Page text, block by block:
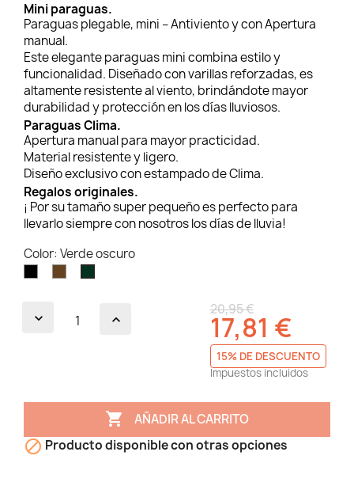
Mini paraguas.
Paraguas plegable, mini – Antiviento y con Apertura
manual.
Este elegante paraguas mini combina estilo y
funcionalidad. Diseñado con varillas reforzadas, es
altamente resistente al viento, brindándote mayor
durabilidad y protección en los días lluviosos.
Paraguas Clima.
Apertura manual para mayor practicidad.
Material resistente y ligero.
Diseño exclusivo con estampado de Clima.
Regalos originales.
¡ Por su tamaño super pequeño es perfecto para
llevarlo siempre con nosotros los días de lluvia!
Color: Verde oscuro
NegroMarrón
oscuro
Verde
oscuro
20,95 €
17,81 €
15% DE DESCUENTO
Impuestos incluidos
 AÑADIR AL CARRITO
 Producto disponible con otras opciones